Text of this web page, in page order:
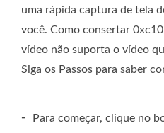
uma rápida captura de tela
você. Como consertar
vídeo não suporta o vídeo
Siga os Passos para saber
-
Para começar, clique no